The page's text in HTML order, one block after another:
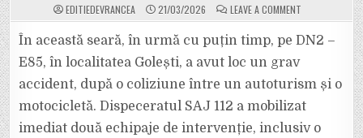
EDITIEDEVRANCEA 21/03/2026 LEAVE A COMMENT
DOI
PE
MOTOCICLETĂ
GRAV
ACUM
LA
PE
DN
În această seară, în urmă cu puțin timp, pe DN2 –
E85, în localitatea Golești, a avut loc un grav
accident, după o coliziune între un autoturism și o
motocicletă. Dispeceratul SAJ 112 a mobilizat
imediat două echipaje de intervenție, inclusiv o